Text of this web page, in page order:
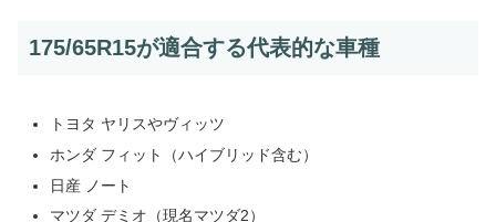
175/65R15が適合する代表的な車種
トヨタ ヤリスやヴィッツ
ホンダ フィット（ハイブリッド含む）
日産 ノート
マツダ デミオ（現名マツダ2）